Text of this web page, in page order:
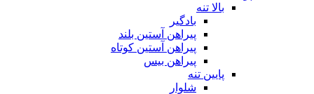
بالا تنه
بادگیر
پیراهن آستین بلند
پیراهن آستین کوتاه
پیراهن بیس
پایین تنه
شلوار